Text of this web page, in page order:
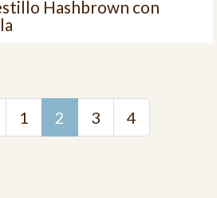
Hashbrown con
1 2 3 4